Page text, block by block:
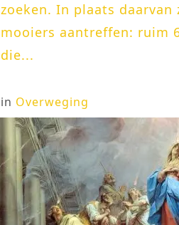
zoeken. In plaats
mooiers aantreffen: ruim
die...
in Overweging